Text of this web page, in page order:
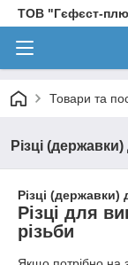
ТОВ "Гєфєст-
Товари та
Різці
Різці (державки)
Різці для
різьби